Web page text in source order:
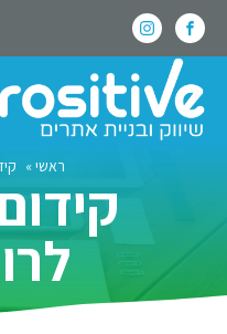
ראשי»